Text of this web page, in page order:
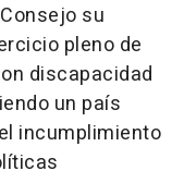
su
pleno de
discapacidad
un país
incumplimiento